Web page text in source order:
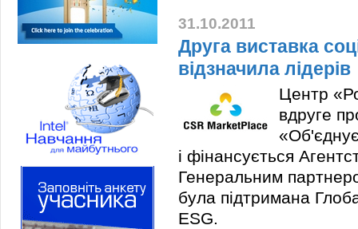
31.10.2011
Друга виставка
відзначила лідерів
Центр
вдруге
і фінансується
Генеральним
була підтримана
ESG.